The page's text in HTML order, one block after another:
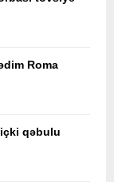
Roma
qəbulu